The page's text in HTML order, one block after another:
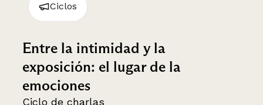
Ciclos
Entre la intimidad y la
exposición: el lugar de la
emociones
Ciclo de charlas